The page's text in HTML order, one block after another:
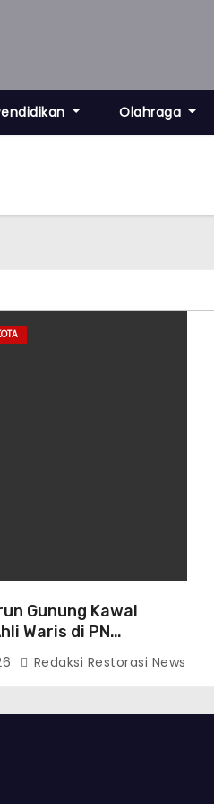
Olahraga
Gunung Kawal
Waris di PN
Buka Tahapan
Redaksi Restorasi News